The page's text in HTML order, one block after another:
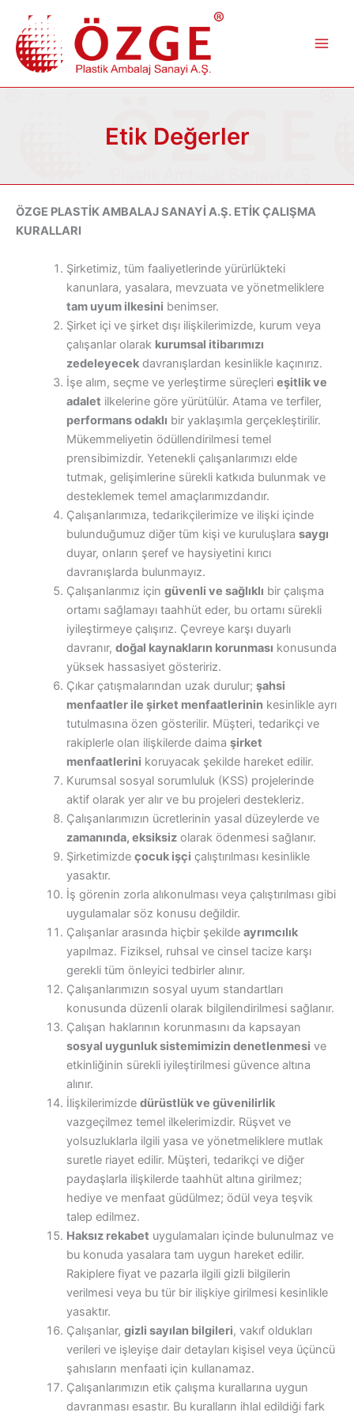
Etik Değerler
ÖZGE PLASTİK AMBALAJ SANAYİ A.Ş. ETİK ÇALIŞMA
KURALLARI
Şirketimiz, tüm faaliyetlerinde yürürlükteki
kanunlara, yasalara, mevzuata ve yönetmeliklere
tam uyum ilkesini benimser.
Şirket içi ve şirket dışı ilişkilerimizde, kurum veya
çalışanlar olarak kurumsal itibarımızı
zedeleyecekdavranışlardan kesinlikle kaçınırız.
İşe alım, seçme ve yerleştirme süreçleri eşitlik ve
adalet ilkelerine göre yürütülür. Atama ve terfiler,
performans odaklı bir yaklaşımla gerçekleştirilir.
Mükemmeliyetin ödüllendirilmesi temel
prensibimizdir. Yetenekli çalışanlarımızı elde
tutmak, gelişimlerine sürekli katkıda bulunmak ve
desteklemek temel amaçlarımızdandır.
Çalışanlarımıza, tedarikçilerimize ve ilişki içinde
bulunduğumuz diğer tüm kişi ve kuruluşlara saygı
duyar, onların şeref ve haysiyetini kırıcı
davranışlarda bulunmayız.
Çalışanlarımız için güvenli ve sağlıklı bir çalışma
ortamı sağlamayı taahhüt eder, bu ortamı sürekli
iyileştirmeye çalışırız. Çevreye karşı duyarlı
davranır, doğal kaynakların korunması konusunda
yüksek hassasiyet gösteririz.
Çıkar çatışmalarından uzak durulur; şahsi
menfaatler ile şirket menfaatlerininkesinlikle ayrı
tutulmasına özen gösterilir. Müşteri, tedarikçi ve
rakiplerle olan ilişkilerde daima şirket
menfaatlerini koruyacak şekilde hareket edilir.
Kurumsal sosyal sorumluluk (KSS) projelerinde
aktif olarak yer alır ve bu projeleri destekleriz.
Çalışanlarımızın ücretlerinin yasal düzeylerde ve
zamanında, eksiksizolarak ödenmesi sağlanır.
Şirketimizde çocuk işçi çalıştırılması kesinlikle
yasaktır.
İş görenin zorla alıkonulması veya çalıştırılması gibi
uygulamalar söz konusu değildir.
Çalışanlar arasında hiçbir şekilde ayrımcılık
yapılmaz. Fiziksel, ruhsal ve cinsel tacize karşı
gerekli tüm önleyici tedbirler alınır.
Çalışanlarımızın sosyal uyum standartları
konusunda düzenli olarak bilgilendirilmesi sağlanır.
Çalışan haklarının korunmasını da kapsayan
sosyal uygunluk sistemimizin denetlenmesi ve
etkinliğinin sürekli iyileştirilmesi güvence altına
alınır.
İlişkilerimizde dürüstlük ve güvenilirlik
vazgeçilmez temel ilkelerimizdir. Rüşvet ve
yolsuzluklarla ilgili yasa ve yönetmeliklere mutlak
suretle riayet edilir. Müşteri, tedarikçi ve diğer
paydaşlarla ilişkilerde taahhüt altına girilmez;
hediye ve menfaat güdülmez; ödül veya teşvik
talep edilmez.
Haksız rekabet uygulamaları içinde bulunulmaz ve
bu konuda yasalara tam uygun hareket edilir.
Rakiplere fiyat ve pazarla ilgili gizli bilgilerin
verilmesi veya bu tür bir ilişkiye girilmesi kesinlikle
yasaktır.
Çalışanlar, gizli sayılan bilgileri, vakıf oldukları
verileri ve işleyişe dair detayları kişisel veya üçüncü
şahısların menfaati için kullanamaz.
Çalışanlarımızın etik çalışma kurallarına uygun
davranması esastır. Bu kuralların ihlal edildiği fark